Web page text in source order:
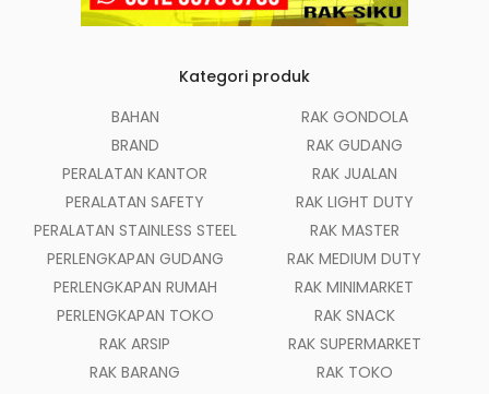
Kategori produk
BAHAN
BRAND
PERALATAN KANTOR
PERALATAN SAFETY
PERALATAN STAINLESS STEEL
PERLENGKAPAN GUDANG
PERLENGKAPAN RUMAH
PERLENGKAPAN TOKO
RAK ARSIP
RAK BARANG
RAK GONDOLA
RAK GUDANG
RAK JUALAN
RAK LIGHT DUTY
RAK MASTER
RAK MEDIUM DUTY
RAK MINIMARKET
RAK SNACK
RAK SUPERMARKET
RAK TOKO